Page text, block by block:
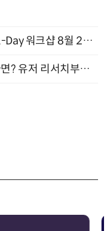
양자컴퓨팅 비즈니스·기술 입문 1-Day 워크샵 8월 28일 개최
그럴듯하지만 AI가 만든 티가 난다면? 유저 리서치부터 배포까지! (9/15)